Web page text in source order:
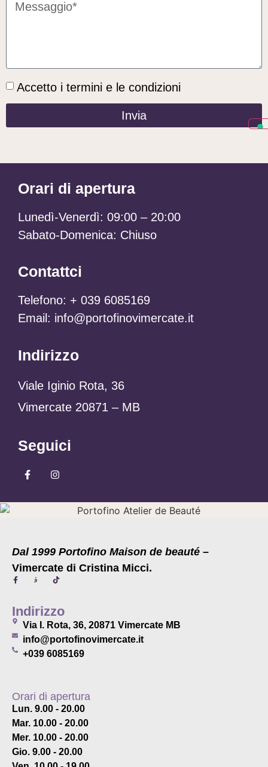
Accetto i termini e le condizioni
Invia
Orari di apertura
Lunedì-Venerdì: 09:00 – 20:00
Sabato-Domenica: Chiuso
Contattci
Telefono: + 039 6085169
Email: info@portofinovimercate.it
Indirizzo
Viale Iginio Rota, 36
Vimercate 20871 – MB
Seguici
Dal 1999 Portofino Maison de beauté –
Vimercate di Cristina Micci.
Indirizzo
Via I. Rota, 36, 20871 Vimercate MB
info@portofinovimercate.it
+039 6085169
Orari di apertura
Lun. 9.00 - 20.00
Mar. 10.00 - 20.00
Mer. 10.00 - 20.00
Gio. 9.00 - 20.00